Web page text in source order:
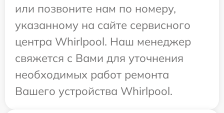
или позвоните нам по номеру,
указанному на сайте сервисного
центра Whirlpool. Наш менеджер
свяжется с Вами для уточнения
необходимых работ ремонта
Вашего устройства Whirlpool.